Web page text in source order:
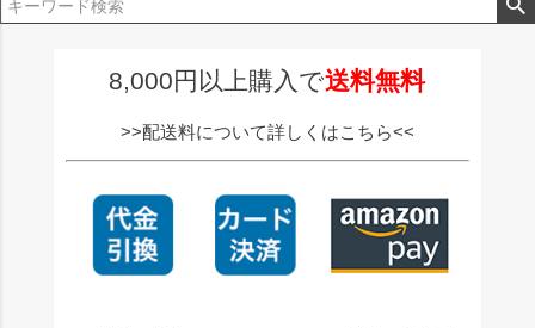
ジト
8,000円以上購入で送料無料
>>配送料について詳しくはこちら<<